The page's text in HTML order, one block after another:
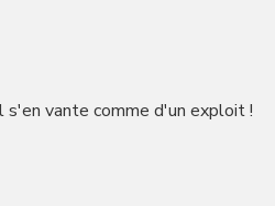
s'en vante comme d'un exploit !